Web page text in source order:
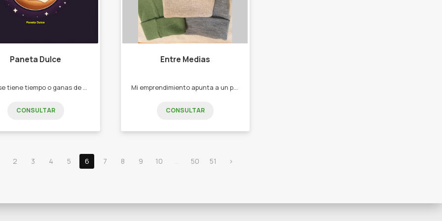
Paneta Dulce
Si no se tiene tiempo o ganas de cocinar, ofrezco la solución (panadería/pastelería: opciones saludables y para darte los gustos también) -Panes 100% integrales -Budines 100% integrales(diferentes sabores) -Budines de centeno -Galletitas de avena (diferentes variedades) -Muffins -Torta de ricotta -Torta de manzana con crumble de almendras -Brownie -Lemon Pie -Pasta frola -Torta Chilena -Torta de coco y ddl -Alfajores -Cupcakes con buttercream"
CONSULTAR
Entre Medias
Mi emprendimiento apunta a un público amplio: niños, mujeres y hombres pero en especial, se avoca mayormente a accesorios para mujeres. Ofrecemos por el momento: -Medias en todas sus formas -Gorros -Colitas de pelo -Ruanas -Artículos de temporada en general
CONSULTAR
2 3 4 5 6 7 8 9 10 50 51 ›